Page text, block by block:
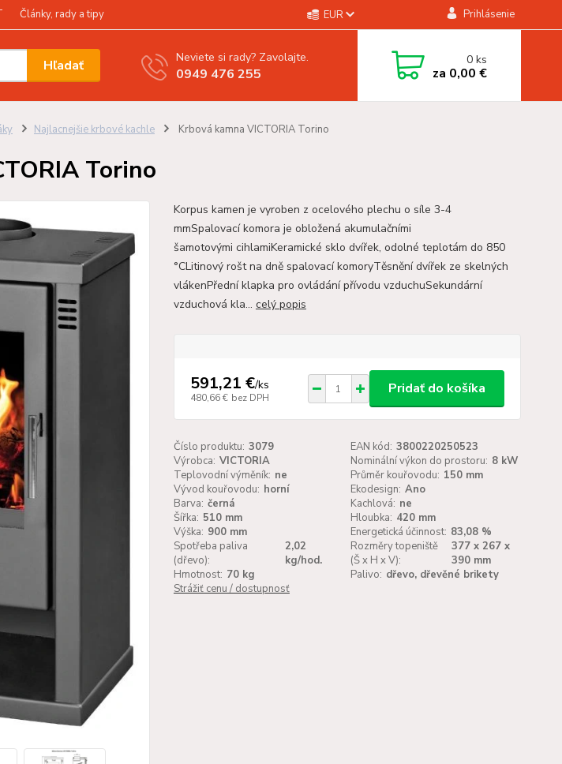
Články, rady a tipy EUR Prihlásenie
Hľadať Neviete si rady? Zavolajte.
0949 476 255
0ks
za 0,00 €
Najlacnejšie krbové kachle Krbová kamna VICTORIA Torino
Torino
Korpus kamen je vyroben z ocelového plechu o síle 3-4
mmSpalovací komora je obložená akumulačními
šamotovými cihlamiKeramické sklo dvířek, odolné teplotám do 850
°CLitinový rošt na dně spalovací komoryTěsnění dvířek ze skelných
vlákenPřední klapka pro ovládání přívodu vzduchuSekundární
vzduchová kla... celý popis
591,21 €/ks
480,66 € bez DPH
Pridať do košíka
Číslo produktu: 3079 EAN kód: 3800220250523
Výrobca: VICTORIA Nominální výkon do prostoru: 8 kW
Teplovodní výměník: ne Průměr kouřovodu: 150 mm
Vývod kouřovodu: horní Ekodesign: Ano
Barva: černá Kachlová: ne
Šířka: 510 mm Hloubka: 420 mm
Výška: 900 mm Energetická účinnost: 83,08 %
Spotřeba paliva
(dřevo):
2,02
kg/hod.
Rozměry topeniště
(Š x H x V):
377 x 267 x
390 mm
Hmotnost: 70 kg Palivo: dřevo, dřevěné brikety
Strážiť cenu / dostupnosť